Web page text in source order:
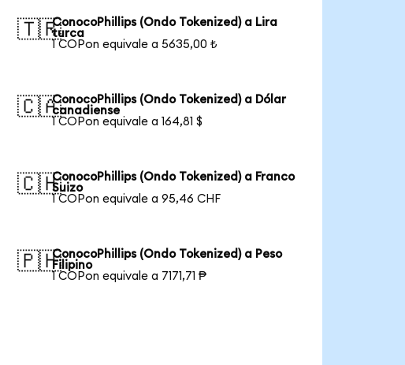
🇹🇷ConocoPhillips (Ondo Tokenized) a Lira
turca
1 COPon equivale a 5635,00 ₺
🇨🇦ConocoPhillips (Ondo Tokenized) a Dólar
canadiense
1 COPon equivale a 164,81 $
🇨🇭ConocoPhillips (Ondo Tokenized) a Franco
Suizo
1 COPon equivale a 95,46 CHF
🇵🇭ConocoPhillips (Ondo Tokenized) a Peso
Filipino
1 COPon equivale a 7171,71 ₱